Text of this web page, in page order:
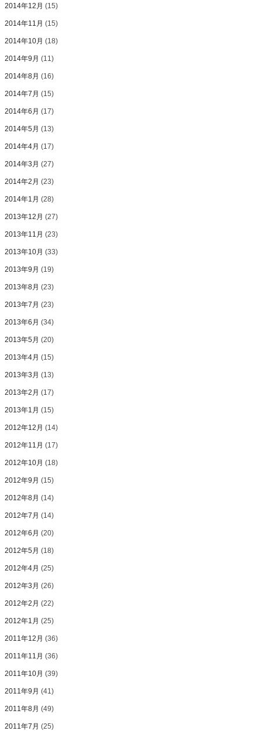
2014年12月 (15)
2014年11月 (15)
2014年10月 (18)
2014年9月 (11)
2014年8月 (16)
2014年7月 (15)
2014年6月 (17)
2014年5月 (13)
2014年4月 (17)
2014年3月 (27)
2014年2月 (23)
2014年1月 (28)
2013年12月 (27)
2013年11月 (23)
2013年10月 (33)
2013年9月 (19)
2013年8月 (23)
2013年7月 (23)
2013年6月 (34)
2013年5月 (20)
2013年4月 (15)
2013年3月 (13)
2013年2月 (17)
2013年1月 (15)
2012年12月 (14)
2012年11月 (17)
2012年10月 (18)
2012年9月 (15)
2012年8月 (14)
2012年7月 (14)
2012年6月 (20)
2012年5月 (18)
2012年4月 (25)
2012年3月 (26)
2012年2月 (22)
2012年1月 (25)
2011年12月 (36)
2011年11月 (36)
2011年10月 (39)
2011年9月 (41)
2011年8月 (49)
2011年7月 (25)